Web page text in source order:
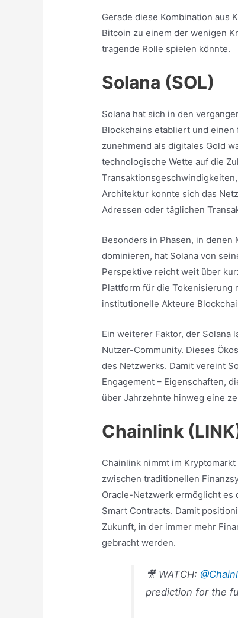
Gerade diese Kombination aus
Bitcoin zu einem der wenigen
tragende Rolle spielen könnte.
Solana (SOL)
Solana hat sich in den
Blockchains etabliert und
zunehmend als digitales Gold
technologische Wette auf die
Architektur konnte sich das
Adressen oder täglichen
Besonders in Phasen, in
dominieren, hat Solana von
Perspektive reicht weit über
Plattform für die Tokenisierung
institutionelle Akteure
Ein weiterer Faktor, der Solana
Nutzer-Community. Dieses
des Netzwerks. Damit vereint
Engagement – Eigenschaften,
über Jahrzehnte hinweg eine
Chainlink
Chainlink nimmt im
zwischen traditionellen
Oracle-Netzwerk ermöglicht es
Smart Contracts. Damit
Zukunft, in der immer mehr
gebracht werden.
🎥 WATCH:
prediction for the